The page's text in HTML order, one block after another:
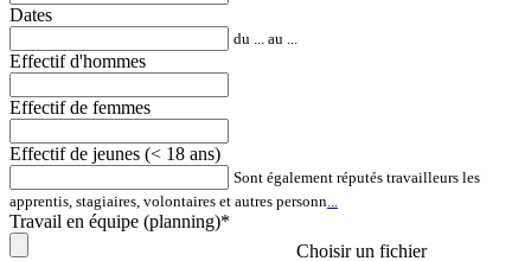
Dates
du ... au ...
Effectif d'hommes
Effectif de femmes
Effectif de jeunes (< 18 ans)
Sont également réputés travailleurs les
apprentis, stagiaires, volontaires et autres personn
Travail en équipe (planning)*
Choisir un fichier